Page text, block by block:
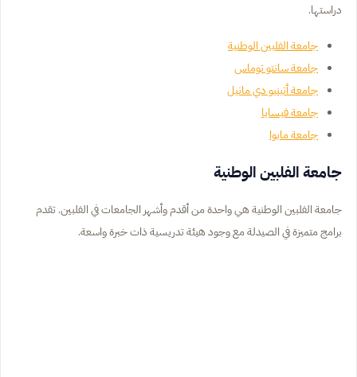
دراستها.
جامعة الفلبين الوطنية
جامعة سانتو توماس
جامعة أتينيو دي مانيل
جامعة فيسايا
جامعة مابوا
جامعة الفلبين الوطنية
جامعة الفلبين الوطنية هي واحدة من أقدم وأشهر الجامعات في الفلبين. تقدم
برامج متميزة في الصيدلة مع وجود هيئة تدريسية ذات خبرة واسعة.